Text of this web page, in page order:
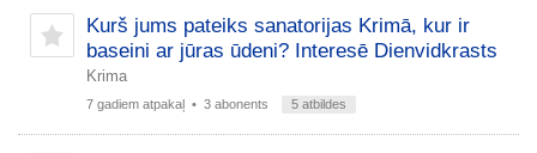
Kurš jums pateiks sanatorijas Krimā, kur ir
baseini ar jūras ūdeni? Interesē Dienvidkrasts
Krima
7 gadiem atpakaļ • 3 abonents 5 atbildes